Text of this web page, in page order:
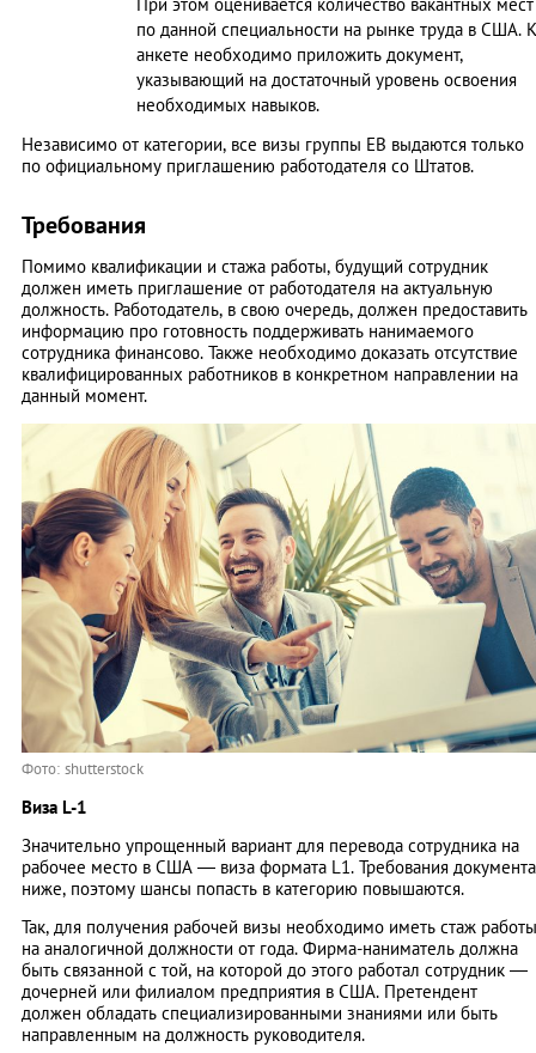
по данной специальности на рынке труда в США. К
анкете необходимо приложить документ,
указывающий на достаточный уровень освоения
необходимых навыков.
Независимо от категории, все визы группы ЕВ выдаются только
по официальному приглашению работодателя со Штатов.
Требования
Помимо квалификации и стажа работы, будущий сотрудник
должен иметь приглашение от работодателя на актуальную
должность. Работодатель, в свою очередь, должен предоставить
информацию про готовность поддерживать нанимаемого
сотрудника финансово. Также необходимо доказать отсутствие
квалифицированных работников в конкретном направлении на
данный момент.
Фото: shutterstock
Виза L-1
Значительно упрощенный вариант для перевода сотрудника на
рабочее место в США — виза формата L1. Требования документа
ниже, поэтому шансы попасть в категорию повышаются.
Так, для получения рабочей визы необходимо иметь стаж работы
на аналогичной должности от года. Фирма-наниматель должна
быть связанной с той, на которой до этого работал сотрудник —
дочерней или филиалом предприятия в США. Претендент
должен обладать специализированными знаниями или быть
направленным на должность руководителя.